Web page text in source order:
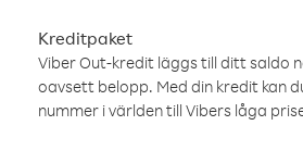
Kreditpaket
Viber Out-kredit läggs till ditt saldo
oavsett belopp. Med din kredit kan
nummer i världen till Vibers låga